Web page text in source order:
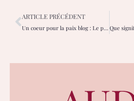
ARTICLE PRÉCÉDENT
Un coeur pour la paix blog : Le projet mérite-t-il votre confiance ?